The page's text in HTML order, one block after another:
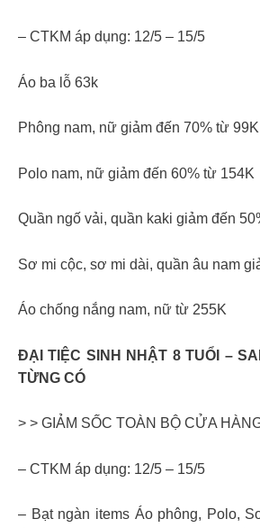
– CTKM áp dụng: 12/5 – 15/5
Áo ba lỗ 63k
Phông nam, nữ giảm đến 70% từ 99K
Polo nam, nữ giảm đến 60% từ 154K
Quần ngố vải, quần kaki giảm đến
Sơ mi cộc, sơ mi dài, quần âu nam
Áo chống nắng nam, nữ từ 255K
ĐẠI TIỆC SINH NHẬT 8 TUỔI –
TỪNG CÓ
> > GIẢM SỐC TOÀN BỘ CỬA
– CTKM áp dụng: 12/5 – 15/5
– Bạt ngàn items Áo phông, Polo,